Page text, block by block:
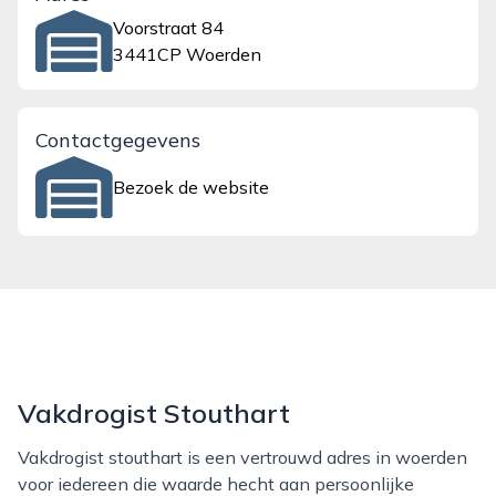
Voorstraat 84
3441CP Woerden
Contactgegevens
Bezoek de website
Vakdrogist Stouthart
Vakdrogist stouthart is een vertrouwd adres in woerden
voor iedereen die waarde hecht aan persoonlijke